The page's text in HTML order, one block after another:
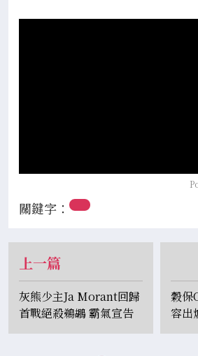
關鍵字：
上一篇
灰熊少主Ja Morant回歸
首戰絕殺鵜鶘 霸氣宣告
回歸 LBJ、Green讚嘆
穀保
容出
決王